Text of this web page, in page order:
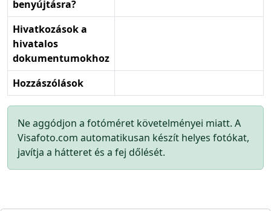
benyújtásra?
Hivatkozások a
hivatalos
dokumentumokhoz
Hozzászólások
Ne aggódjon a fotóméret követelményei miatt. A
Visafoto.com automatikusan készít helyes fotókat,
javítja a hátteret és a fej dőlését.